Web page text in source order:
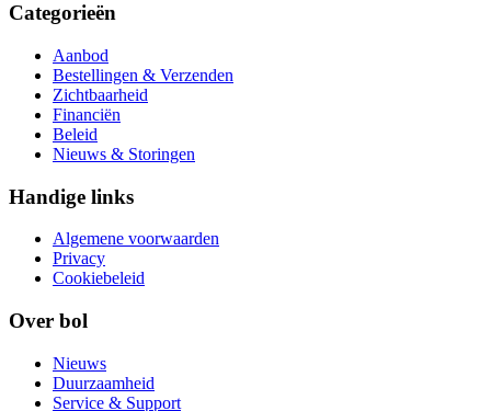
Categorieën
Aanbod
Bestellingen & Verzenden
Zichtbaarheid
Financiën
Beleid
Nieuws & Storingen
Handige links
Algemene voorwaarden
Privacy
Cookiebeleid
Over bol
Nieuws
Duurzaamheid
Service & Support